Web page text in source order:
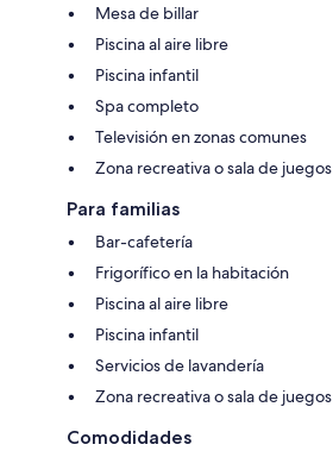
Mesa de billar
Piscina al aire libre
Piscina infantil
Spa completo
Televisión en zonas comunes
Zona recreativa o sala de juegos
Para familias
Bar-cafetería
Frigorífico en la habitación
Piscina al aire libre
Piscina infantil
Servicios de lavandería
Zona recreativa o sala de juegos
Comodidades